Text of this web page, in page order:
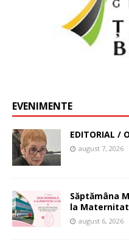
EVENIMENTE
EDITORIAL /
august 7, 2026
Săptămâna
la
august 6, 2026